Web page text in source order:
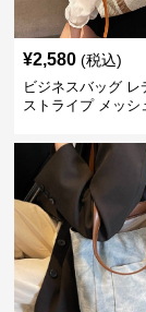
¥2,580 (税込)
ビジネスバッグ レ
ストライプ メッシ